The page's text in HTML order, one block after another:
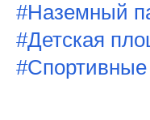
#Наземный
#Детская